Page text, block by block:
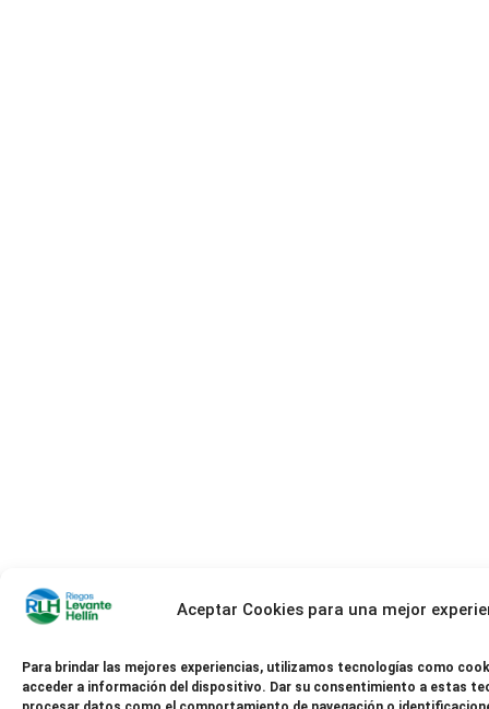
Aceptar Cookies para una mejor
Para brindar las mejores experiencias, utilizamos tecnologías como
acceder a información del dispositivo. Dar su consentimiento a estas